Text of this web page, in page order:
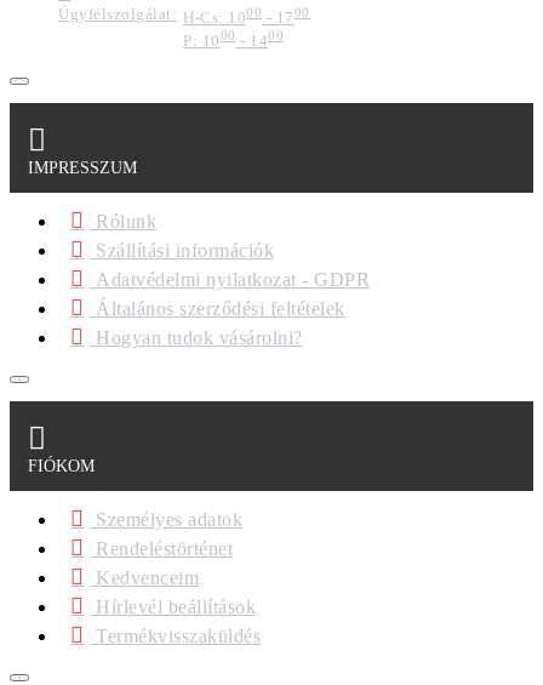
Ügyfélszolgálat: H-Cs: 1000 - 1700
P: 1000- 1400
IMPRESSZUM
Rólunk
Szállítási információk
Adatvédelmi nyilatkozat - GDPR
Általános szerződési feltételek
Hogyan tudok vásárolni?
FIÓKOM
Személyes adatok
Rendeléstörténet
Kedvenceim
Hírlevél beállítások
Termékvisszaküldés